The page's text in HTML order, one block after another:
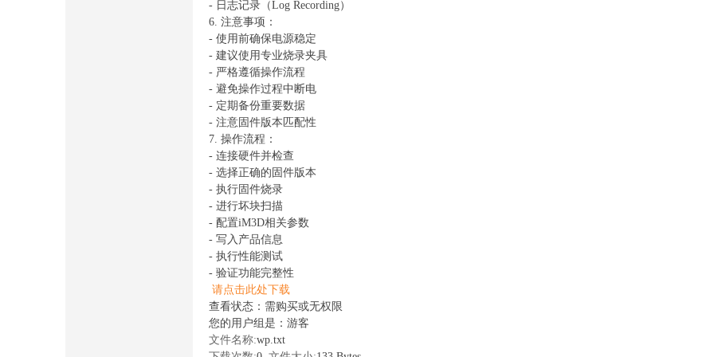
- 日志记录（Log Recording）
6. 注意事项：
- 使用前确保电源稳定
- 建议使用专业烧录夹具
- 严格遵循操作流程
- 避免操作过程中断电
- 定期备份重要数据
- 注意固件版本匹配性
7. 操作流程：
- 连接硬件并检查
- 选择正确的固件版本
- 执行固件烧录
- 进行坏块扫描
- 配置iM3D相关参数
- 写入产品信息
- 执行性能测试
- 验证功能完整性
请点击此处下载
查看状态：需购买或无权限
您的用户组是：游客
文件名称:wp.txt